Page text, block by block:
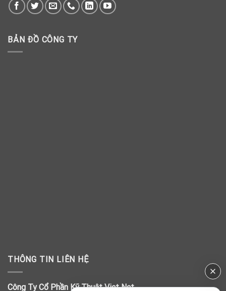
BẢN ĐỒ CÔNG TY
THÔNG TIN LIÊN HỆ
Công Ty Cổ Phần Kỹ Thuật Viet Net